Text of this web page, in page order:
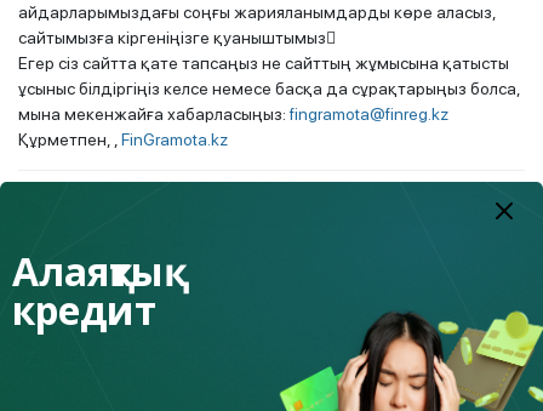
айдарларымыздағы соңғы жарияланымдарды көре аласыз,
сайтымызға кіргеніңізге қуаныштымыз
Егер сіз сайтта қате тапсаңыз не сайттың жұмысына қатысты
ұсыныс білдіргіңіз келсе немесе басқа да сұрақтарыңыз болса,
мына мекенжайға хабарласыңыз:fingramota@finreg.kz
Құрметпен, , FinGramota.kz
02.08.2026
Қазақстан азаматтарды қаржылық алаяқтардан қалай
Алаяқтық
кредит